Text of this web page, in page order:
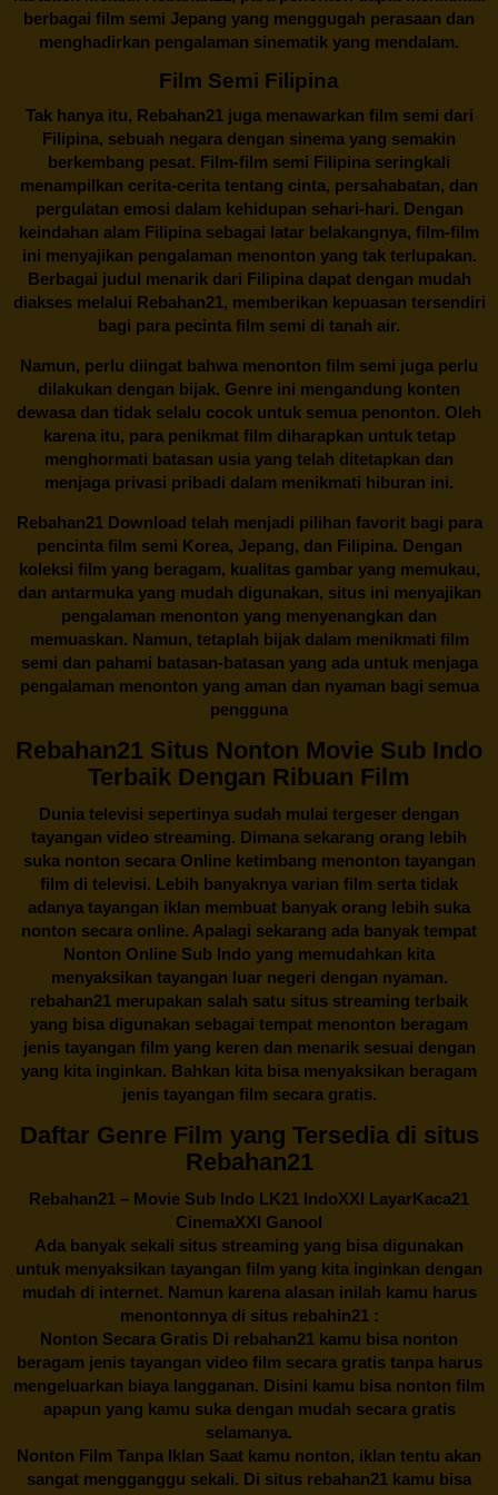
berbagai film semi Jepang yang menggugah perasaan dan
menghadirkan pengalaman sinematik yang mendalam.
Film Semi Filipina
Tak hanya itu, Rebahan21juga menawarkan film semi dari
Filipina, sebuah negara dengan sinema yang semakin
berkembang pesat. Film-film semi Filipina seringkali
menampilkan cerita-cerita tentang cinta, persahabatan, dan
pergulatan emosi dalam kehidupan sehari-hari. Dengan
keindahan alam Filipina sebagai latar belakangnya, film-film
ini menyajikan pengalaman menonton yang tak terlupakan.
Berbagai judul menarik dari Filipina dapat dengan mudah
diakses melalui Rebahan21, memberikan kepuasan tersendiri
bagi para pecinta film semi di tanah air.
Namun, perlu diingat bahwa menonton film semi juga perlu
dilakukan dengan bijak. Genre ini mengandung konten
dewasa dan tidak selalu cocok untuk semua penonton. Oleh
karena itu, para penikmat film diharapkan untuk tetap
menghormati batasan usia yang telah ditetapkan dan
menjaga privasi pribadi dalam menikmati hiburan ini.
Rebahan21Download telah menjadi pilihan favorit bagi para
pencinta film semi Korea, Jepang, dan Filipina. Dengan
koleksi film yang beragam, kualitas gambar yang memukau,
dan antarmuka yang mudah digunakan, situs ini menyajikan
pengalaman menonton yang menyenangkan dan
memuaskan. Namun, tetaplah bijak dalam menikmati film
semi dan pahami batasan-batasan yang ada untuk menjaga
pengalaman menonton yang aman dan nyaman bagi semua
pengguna
Rebahan21 Situs Nonton Movie Sub Indo
Terbaik Dengan Ribuan Film
Dunia televisi sepertinya sudah mulai tergeser dengan
tayangan video streaming. Dimana sekarang orang lebih
suka nonton secara Online ketimbang menonton tayangan
film di televisi. Lebih banyaknya varian film serta tidak
adanya tayangan iklan membuat banyak orang lebih suka
nonton secara online. Apalagi sekarang ada banyak tempat
Nonton Online Sub Indo yang memudahkan kita
menyaksikan tayangan luar negeri dengan nyaman.
rebahan21 merupakan salah satu situs streaming terbaik
yang bisa digunakan sebagai tempat menonton beragam
jenis tayangan film yang keren dan menarik sesuai dengan
yang kita inginkan. Bahkan kita bisa menyaksikan beragam
jenis tayangan film secara gratis.
Daftar Genre Film yang Tersedia di situs
Rebahan21
Rebahan21 – Movie Sub Indo LK21 IndoXXI LayarKaca21
CinemaXXI Ganool
Ada banyak sekali situs streaming yang bisa digunakan
untuk menyaksikan tayangan film yang kita inginkan dengan
mudah di internet. Namun karena alasan inilah kamu harus
menontonnya di situs rebahin21 :
Nonton Secara Gratis Di rebahan21 kamu bisa nonton
beragam jenis tayangan video film secara gratis tanpa harus
mengeluarkan biaya langganan. Disini kamu bisa nonton film
apapun yang kamu suka dengan mudah secara gratis
selamanya.
Nonton Film Tanpa Iklan Saat kamu nonton, iklan tentu akan
sangat mengganggu sekali. Di situs rebahan21 kamu bisa